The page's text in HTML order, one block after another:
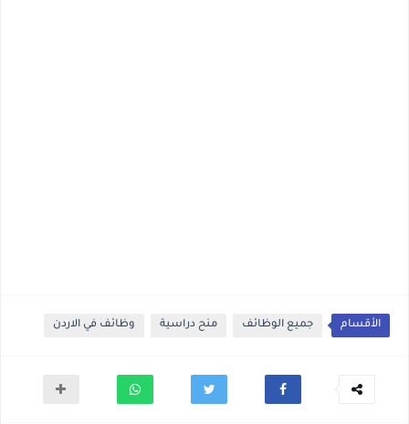
الأقسام جميع الوظائف منح دراسية وظائف في الاردن